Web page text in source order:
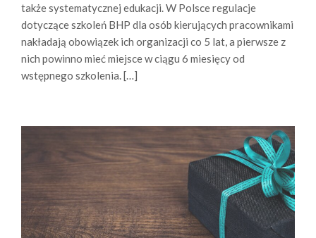
także systematycznej edukacji. W Polsce regulacje
dotyczące szkoleń BHP dla osób kierujących pracownikami
nakładają obowiązek ich organizacji co 5 lat, a pierwsze z
nich powinno mieć miejsce w ciągu 6 miesięcy od
wstępnego szkolenia. […]